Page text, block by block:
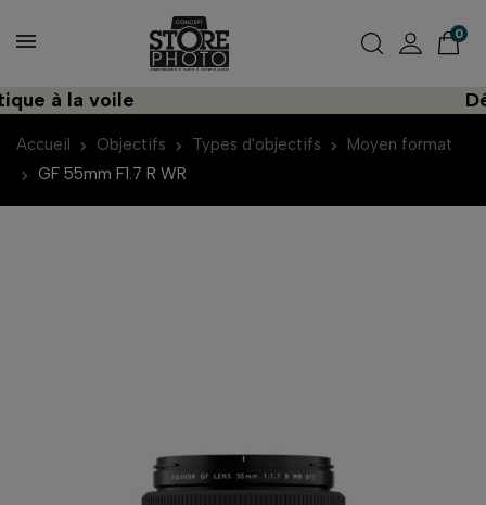
0
à la voile
Accueil Objectifs Types d'objectifs
Moyen format
GF 55mm F1.7 R WR